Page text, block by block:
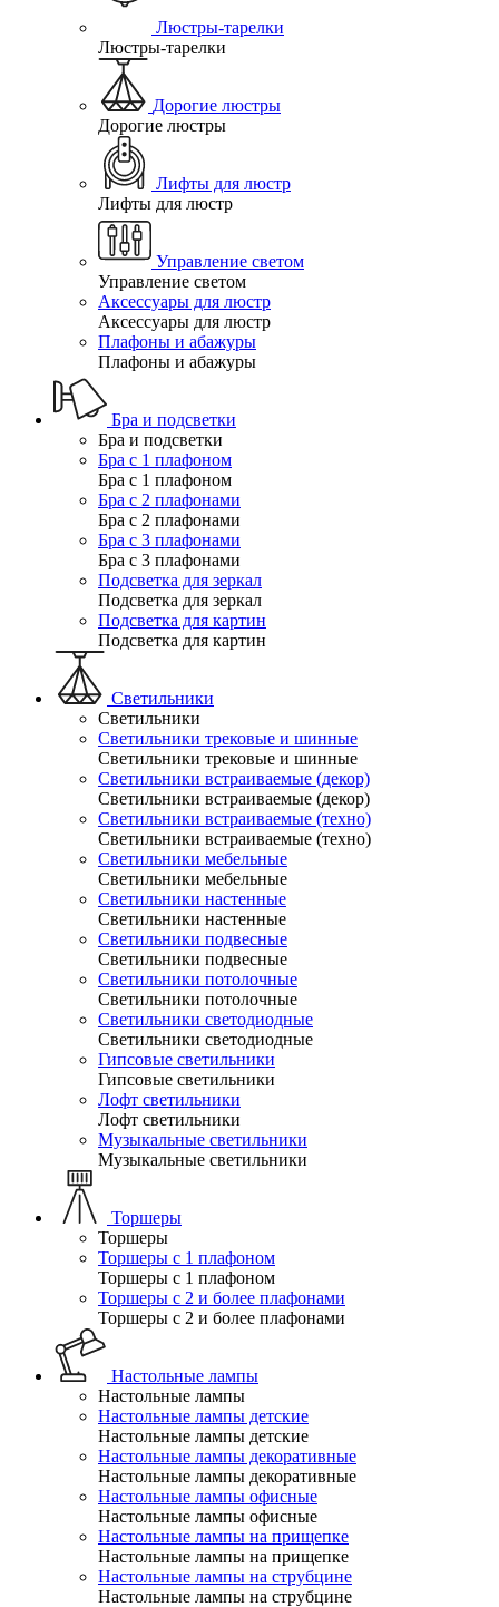
Люстры-тарелки
Люстры-тарелки
Дорогие люстры
Дорогие люстры
Лифты для люстр
Лифты для люстр
Управление светом
Управление светом
Аксессуары для люстр
Аксессуары для люстр
Плафоны и абажуры
Плафоны и абажуры
Бра и подсветки
Бра и подсветки
Бра с 1 плафоном
Бра с 1 плафоном
Бра с 2 плафонами
Бра с 2 плафонами
Бра с 3 плафонами
Бра с 3 плафонами
Подсветка для зеркал
Подсветка для зеркал
Подсветка для картин
Подсветка для картин
Светильники
Светильники
Светильники трековые и шинные
Светильники трековые и шинные
Светильники встраиваемые (декор)
Светильники встраиваемые (декор)
Светильники встраиваемые (техно)
Светильники встраиваемые (техно)
Светильники мебельные
Светильники мебельные
Светильники настенные
Светильники настенные
Светильники подвесные
Светильники подвесные
Светильники потолочные
Светильники потолочные
Светильники светодиодные
Светильники светодиодные
Гипсовые светильники
Гипсовые светильники
Лофт светильники
Лофт светильники
Музыкальные светильники
Музыкальные светильники
Торшеры
Торшеры
Торшеры с 1 плафоном
Торшеры с 1 плафоном
Торшеры с 2 и более плафонами
Торшеры с 2 и более плафонами
Настольные лампы
Настольные лампы
Настольные лампы детские
Настольные лампы детские
Настольные лампы декоративные
Настольные лампы декоративные
Настольные лампы офисные
Настольные лампы офисные
Настольные лампы на прищепке
Настольные лампы на прищепке
Настольные лампы на струбцине
Настольные лампы на струбцине